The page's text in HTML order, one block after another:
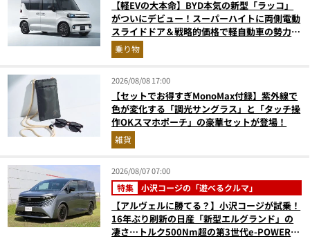
【軽EVの大本命】BYD本気の新型「ラッコ」
がついにデビュー！スーパーハイトに両側電動
スライドドア＆戦略的価格で軽自動車の勢力図
はどうなる？
乗り物
2026/08/08 17:00
【セットでお得すぎMonoMax付録】紫外線で
色が変化する「調光サングラス」と「タッチ操
作OKスマホポーチ」の豪華セットが登場！
雑貨
2026/08/07 07:00
特集 小沢コージの「遊べるクルマ」
【アルヴェルに勝てる？】小沢コージが試乗！
16年ぶり刷新の日産「新型エルグランド」の
凄さ…トルク500Nm超の第3世代e-POWER＆